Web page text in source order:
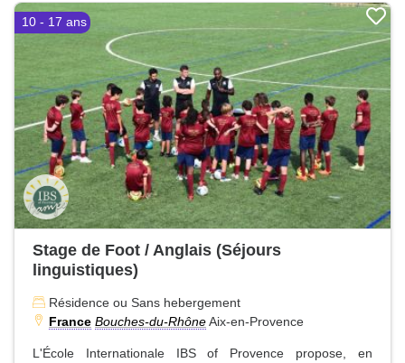
10 - 17 ans
Stage de Foot / Anglais (Séjours
linguistiques)
Résidence ou Sans hebergement
France Bouches-du-RhôneAix-en-Provence
L'École Internationale IBS of Provence propose, en